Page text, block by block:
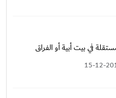
في بيت أبية أو الفراق
15-12-